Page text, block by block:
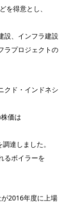
を得意とし、
設、インフラ建設
ラプロジェクトの
クド・インドネシ
価は
達しました。
るボイラーを
2016年度に上場